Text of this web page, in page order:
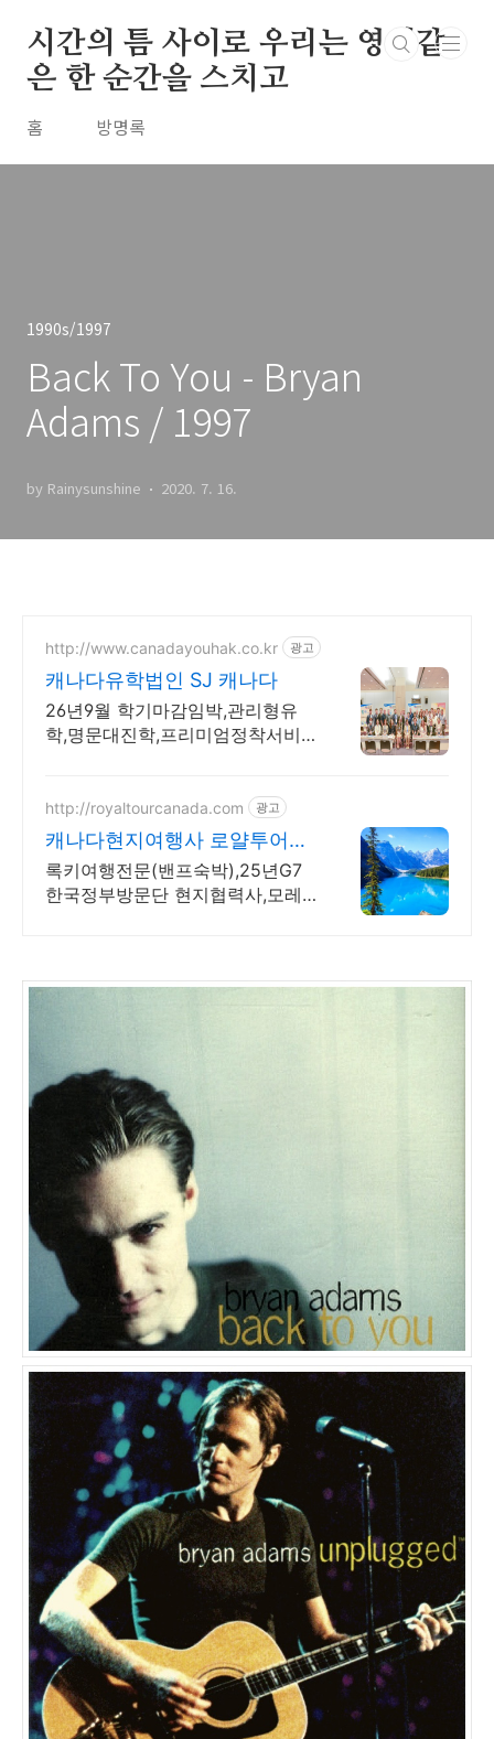
시간의 틈 사이로 우리는 영원같
은 한 순간을 스치고
홈 방명록
1990s/1997
Back To You - Bryan
Adams / 1997
by Rainysunshine 2020. 7. 16.
http://www.canadayouhak.co.kr 광고
캐나다유학법인 SJ 캐나다
26년9월 학기마감임박,관리형유
학,명문대진학,프리미엄정착서비
자녀무상, 보딩스쿨
http://royaltourcanada.com 광고
캐나다현지여행사 로얄투어
25년G7 한국방문단 협력사
록키여행전문(밴프숙박),25년G7
한국정부방문단 현지협력사,모레